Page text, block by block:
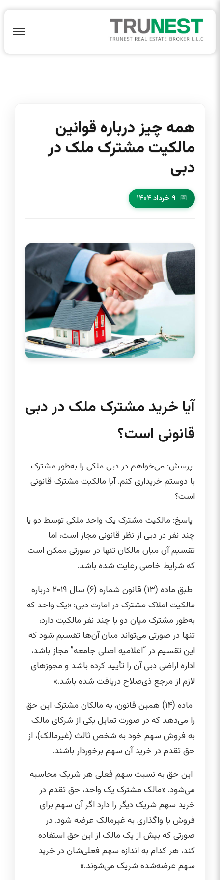
همه چیز درباره قوانین
مالکیت مشترک ملک در
دبی
۹ خرداد ۱۴۰۴
آیا خرید مشترک ملک در دبی
قانونی است؟
پرسش: می‌خواهم در دبی ملکی را به‌طور مشترک
با دوستم خریداری کنم. آیا مالکیت مشترک قانونی
است؟
پاسخ: مالکیت مشترک یک واحد ملکی توسط دو یا
چند نفر در دبی از نظر قانونی مجاز است، اما
تقسیم آن میان مالکان تنها در صورتی ممکن است
که شرایط خاصی رعایت شده باشد.
طبق ماده (۱۳) قانون شماره (۶) سال ۲۰۱۹ درباره
مالکیت املاک مشترک در امارت دبی: «یک واحد که
به‌طور مشترک میان دو یا چند نفر مالکیت دارد،
تنها در صورتی می‌تواند میان آن‌ها تقسیم شود که
این تقسیم در “اعلامیه اصلی جامعه” مجاز باشد،
اداره اراضی دبی آن را تأیید کرده باشد و مجوزهای
لازم از مرجع ذی‌صلاح دریافت شده باشد.»
ماده (۱۴) همین قانون، به مالکان مشترک این حق
را می‌دهد که در صورت تمایل یکی از شرکای مالک
به فروش سهم خود به شخص ثالث (غیرمالک)، از
حق تقدم در خرید آن سهم برخوردار باشند.
این حق به نسبت سهم فعلی هر شریک محاسبه
می‌شود. «مالک مشترک یک واحد، حق تقدم در
خرید سهم شریک دیگر را دارد اگر آن سهم برای
فروش یا واگذاری به غیرمالک عرضه شود. در
صورتی که بیش از یک مالک از این حق استفاده
کند، هر کدام به اندازه سهم فعلی‌شان در خرید
سهم عرضه‌شده شریک می‌شوند.»